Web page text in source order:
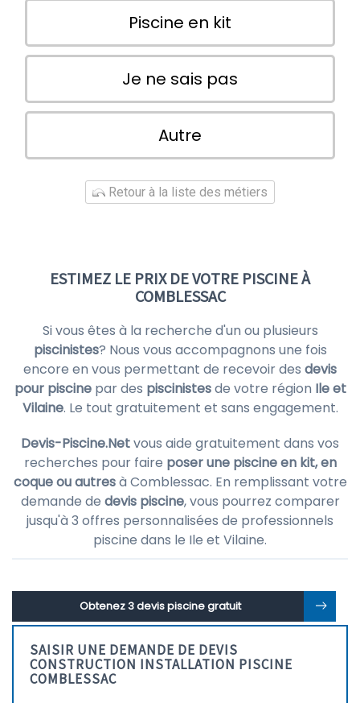
Piscine en kit
Je ne sais pas
Autre
Retour à la liste des métiers
ESTIMEZ LE PRIX DE VOTRE PISCINE À
COMBLESSAC
Si vous êtes à la recherche d'un ou plusieurs
piscinistes? Nous vous accompagnons une fois
encore en vous permettant de recevoir des devis
pour piscinepar des piscinistesde votre région Ile et
Vilaine. Le tout gratuitement et sans engagement.
Devis-Piscine.Netvous aide gratuitement dans vos
recherches pour faire poser une piscine en kit, en
coque ou autresà Comblessac. En remplissant votre
demande de devis piscine, vous pourrez comparer
jusqu'à 3 offres personnalisées de professionnels
piscine dans le Ile et Vilaine.
Obtenez 3 devis piscine gratuit
SAISIR UNE DEMANDE DE DEVIS
CONSTRUCTION INSTALLATION PISCINE
COMBLESSAC